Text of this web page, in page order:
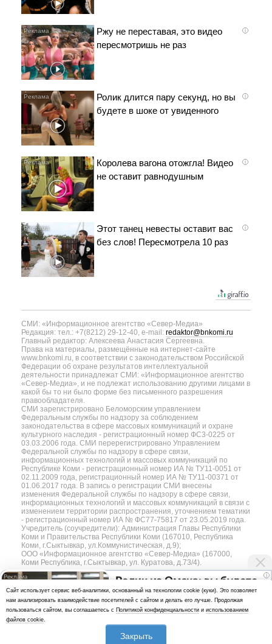
i
Ржу не переставая, это видео
пересмотришь не раз
i
Ролик длится пару секунд, но вы
будете в шоке от увиденного
i
Королева вагона отожгла! Видео
не оставит равнодушным
i
Этот танец невесты оставит вас
без слов! Пересмотрела 10 раз
СМИ: «Информационное агентство «Север-Медиа»
Редакция: тел.: +7(8212) 29-12-40, e-mail: redaktor@bnkomi.ru
Главный редактор: Алексеева Анастасия Сергеевна.
Права на материалы, размещённые на интернет-сайте
www.bnkomi.ru, в соответствии с законодательством Российской
Федерации об охране результатов интеллектуальной
деятельности принадлежат СМИ: «Информационное агентство
«Север-Медиа», и не подлежат использованию другими лицами в
какой бы то ни было форме без письменного разрешения
правообладателя.
СМИ зарегистрировано Беломорским управлением
Федеральным службы по надзору за соблюдением
законодательства в сфере массовых коммуникаций и охране
культурного наследия - регистрационный номер ФС3-0225 от
03.03.2006 года. СМИ перерегистрировано Управлением
Федеральной службы по надзору в сфере связи,
информационных технологий и массовых коммуникаций по
Республике Коми - регистрационный номер ИА № ТУ11-0051 от
02.11.2009 года, регистрационный номер ИА № ТУ11-00371 от
01.06.2017 года. В запись о регистрации СМИ внесены
изменения Федеральной службы по надзору в сфере связи,
информационных технологий и массовых коммуникаций в связи с
изменением территории распространения, уточнением тематики
- регистрационный номер ИА № ФС77-75817 от 23.05.2019 года.
Учредитель (соучредители): Администрация Главы Республики
Коми и Правительства Республики Коми (167010, Республика
Коми, г.Сыктывкар, ул.Коммунистическая, д.9);
ООО «Информационное агентство «Север-Медиа» (167000,
Коми Республика, г.Сыктывкар, ул. Куратова, д.73/4).
Разработка сайта — web-студия «Цифровой Век»
i
Ролик из Омска: вы будете
смеяться долго
Политика
конфиденциальности
Использование аналитики и файлов куки
Cайт использует сервис веб-аналитики, основанный на технологии cookie (куки). Это позволяет
нам анализировать взаимодействие посетителей с сайтом и делать его лучше. Продолжая
пользоваться сайтом, вы соглашаетесь с Политикой конфиденциальности и использованием
файлов cookie.
Закрыть